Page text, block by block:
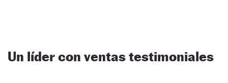
Un líder con ventas testimoniales